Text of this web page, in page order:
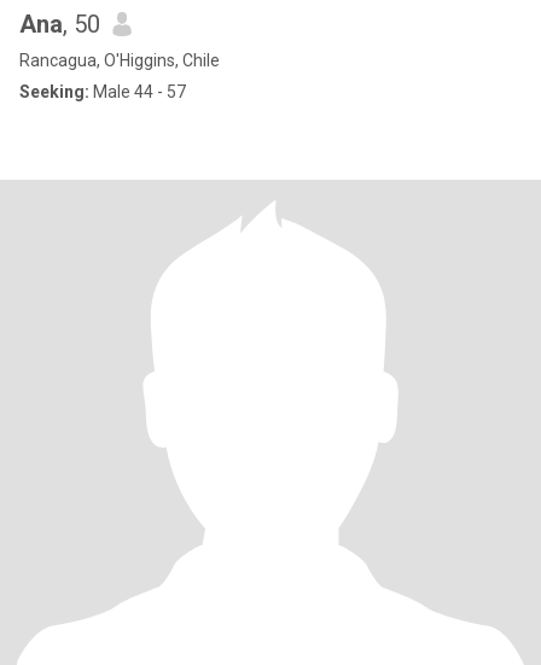
Ana, 50
Rancagua, O'Higgins, Chile
Seeking: Male 44 - 57